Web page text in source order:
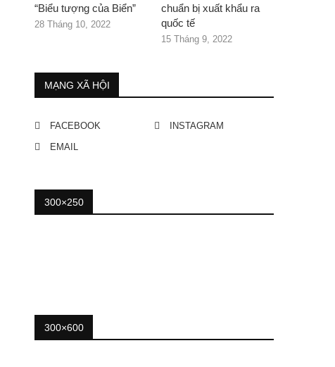
“Biểu tượng của Biển”
28 Tháng 10, 2022
chuẩn bị xuất khẩu ra
quốc tế
15 Tháng 9, 2022
MẠNG XÃ HỘI
FACEBOOK
INSTAGRAM
EMAIL
300×250
300×600